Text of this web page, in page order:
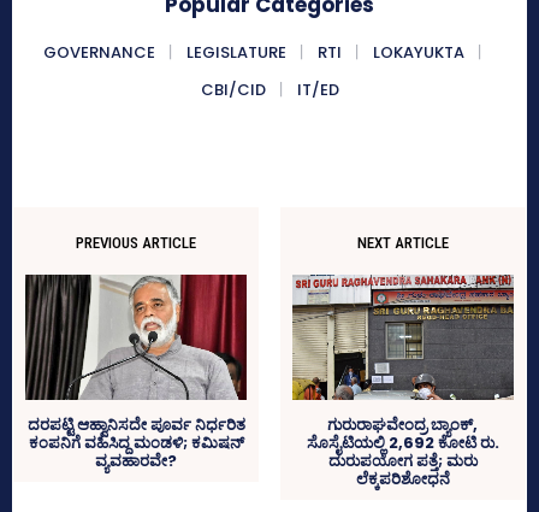
GOVERNANCE LEGISLATURE RTI
LOKAYUKTA
CBI/CID
IT/ED
PREVIOUS ARTICLE
ದರಪಟ್ಟಿ ಆಹ್ವಾನಿಸದೇ ಪೂರ್ವ ನಿರ್ಧರಿತ
ಕಂಪನಿಗೆ ವಹಿಸಿದ್ದ ಮಂಡಳಿ; ಕಮಿಷನ್‌
ವ್ಯವಹಾರವೇ?
NEXT ARTICLE
ಗುರುರಾಘವೇಂದ್ರ ಬ್ಯಾಂಕ್‌,
ಸೊಸೈಟಿಯಲ್ಲಿ 2,692 ಕೋಟಿ ರು.
ದುರುಪಯೋಗ ಪತ್ತೆ; ಮರು
ಲೆಕ್ಕಪರಿಶೋಧನೆ